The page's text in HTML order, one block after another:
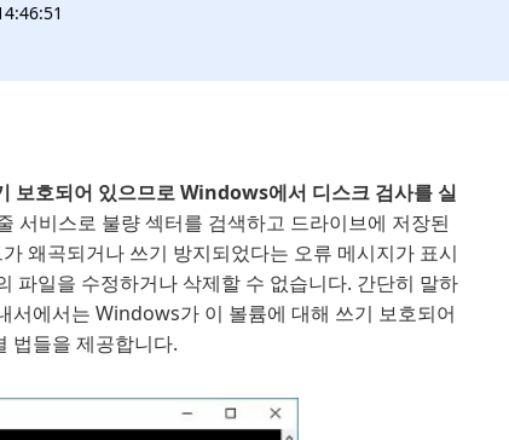
보호되어 있으므로 Windows에서 디스크 검사를 실
서비스로 불량 섹터를 검색하고 드라이브에 저장된
왜곡되거나 쓰기 방지되었다는 오류 메시지가 표시
파일을 수정하거나 삭제할 수 없습니다. 간단히 말하
서에서는 Windows가 이 볼륨에 대해 쓰기 보호되어
법들을 제공합니다.